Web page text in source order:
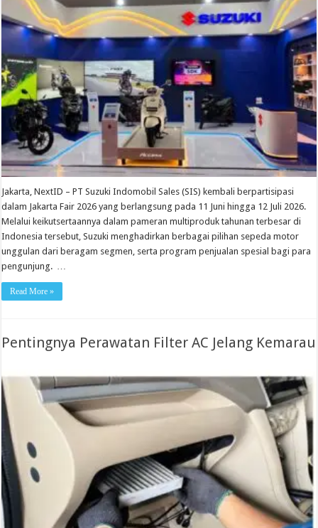
Jakarta, NextID – PT Suzuki Indomobil Sales (SIS) kembali berpartisipasi
dalam Jakarta Fair 2026 yang berlangsung pada 11 Juni hingga 12 Juli 2026.
Melalui keikutsertaannya dalam pameran multiproduk tahunan terbesar di
Indonesia tersebut, Suzuki menghadirkan berbagai pilihan sepeda motor
unggulan dari beragam segmen, serta program penjualan spesial bagi para
pengunjung. …
Read More »
Pentingnya Perawatan Filter AC Jelang Kemarau